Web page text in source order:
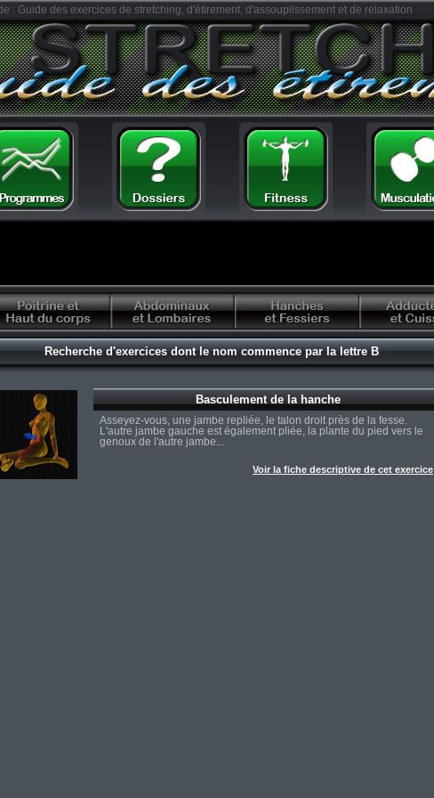
: Guide des exercices de stretching, d'étirement, d'assouplissement et de relaxation
Recherche d'exercices dont le nom commence par la lettre B
Basculement de la hanche
Asseyez-vous, une jambe repliée, le talon droit près de la fesse.
L'autre jambe gauche est également pliée, la plante du pied vers le
genoux de l'autre jambe...
Voir la fiche descriptive de cet exercice